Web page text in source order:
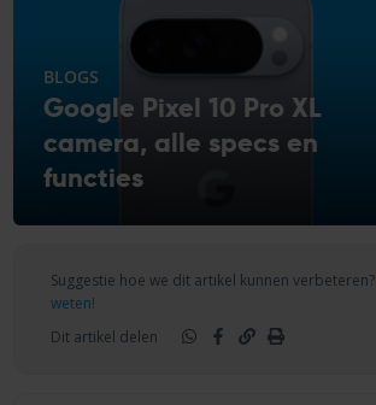
BLOGS
Google Pixel 10 Pro XL
camera, alle specs en
functies
Suggestie hoe we dit artikel kunnen verbeteren?
weten!
Dit artikel delen